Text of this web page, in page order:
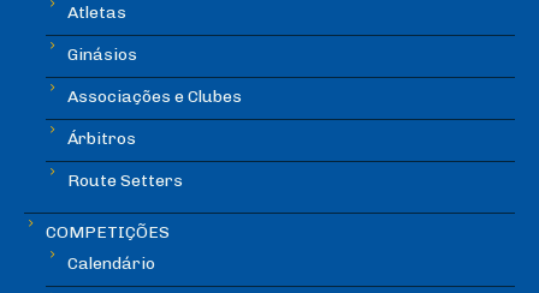
Atletas
Ginásios
Associações e Clubes
Árbitros
Route Setters
COMPETIÇÕES
Calendário